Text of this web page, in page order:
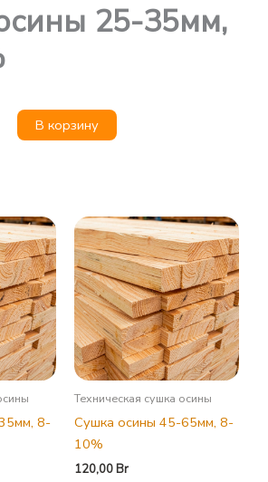
25-35мм,
В корзину
8-
Техническая сушка осины
Сушка осины 45-65мм, 8-
10%
120,00 Br